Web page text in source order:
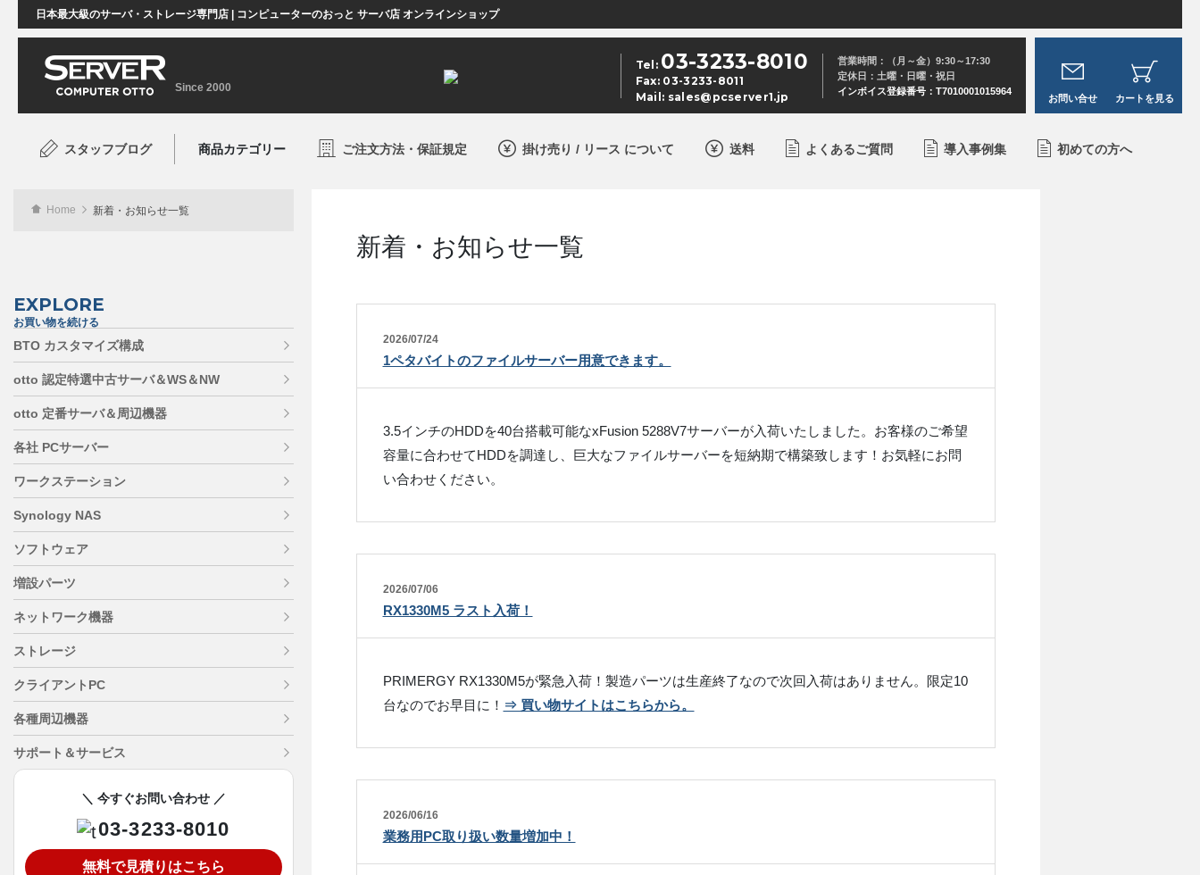
日本最大級のサーバ・ストレージ専門店 | コンピューターのおっと サーバ店 オンラインショップ
Since 2000
Tel: 03-3233-8010
Fax: 03-3233-8011
Mail: sales@pcserver1.jp
営業時間：（月～金）9:30～17:30
定休日：土曜・日曜・祝日
インボイス登録番号：T7010001015964
お問い合せ カートを見る
スタッフブログ 商品カテゴリー ご注文方法・保証規定 掛け売り / リース について 送料 よくあるご質問 導入事例集 初めての方へ
新着・お知らせ一覧
2026/07/24
1ペタバイトのファイルサーバー用意できます。
3.5インチのHDDを40台搭載可能なxFusion 5288V7サーバーが入荷いたしました。お客様のご希望
容量に合わせてHDDを調達し、巨大なファイルサーバーを短納期で構築致します！お気軽にお問
い合わせください。
2026/07/06
RX1330M5 ラスト入荷！
PRIMERGY RX1330M5が緊急入荷！製造パーツは生産終了なので次回入荷はありません。限定10
台なのでお早目に！ ⇒ 買い物サイトはこちらから。
2026/06/16
業務用PC取り扱い数量増加中！
Home 新着・お知らせ一覧
EXPLORE
お買い物を続ける
BTO カスタマイズ構成
otto 認定特選中古サーバ＆WS＆NW
otto 定番サーバ＆周辺機器
各社 PCサーバー
ワークステーション
Synology NAS
ソフトウェア
増設パーツ
ネットワーク機器
ストレージ
クライアントPC
各種周辺機器
サポート＆サービス
＼ 今すぐお問い合わせ ／
03-3233-8010
無料で見積りはこちら